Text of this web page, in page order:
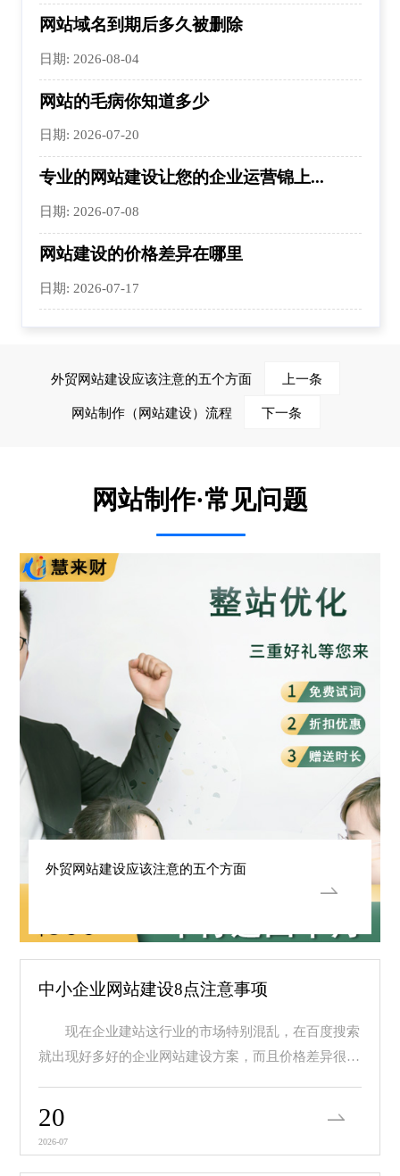
网站域名到期后多久被删除
日期: 2026-08-04
网站的毛病你知道多少
日期: 2026-07-20
专业的网站建设让您的企业运营锦上...
日期: 2026-07-08
网站建设的价格差异在哪里
日期: 2026-07-17
外贸网站建设应该注意的五个方面 上一条
网站制作（网站建设）流程 下一条
网站制作·常见问题
外贸网站建设应该注意的五个方面
中小企业网站建设8点注意事项
现在企业建站这行业的市场特别混乱，在百度搜索
就出现好多好的企业网站建设方案，而且价格差异很
20
2026-07